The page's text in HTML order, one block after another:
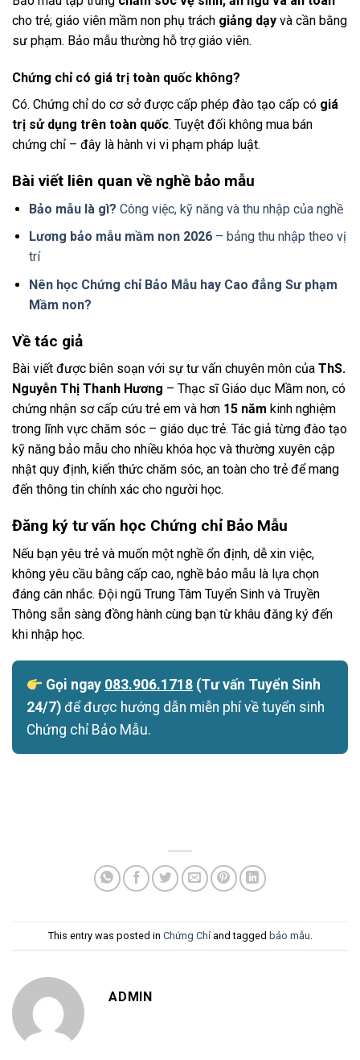
cho trẻ; giáo viên mầm non phụ trách giảng dạy và cần bằng
sư phạm. Bảo mẫu thường hỗ trợ giáo viên.
Chứng chỉ có giá trị toàn quốc không?
Có. Chứng chỉ do cơ sở được cấp phép đào tạo cấp có giá
trị sử dụng trên toàn quốc. Tuyệt đối không mua bán
chứng chỉ – đây là hành vi vi phạm pháp luật.
Bài viết liên quan về nghề bảo mẫu
Bảo mẫu là gì? Công việc, kỹ năng và thu nhập của nghề
Lương bảo mẫu mầm non 2026– bảng thu nhập theo vị
trí
Nên học Chứng chỉ Bảo Mẫu hay Cao đẳng Sư phạm
Mầm non?
Về tác giả
Bài viết được biên soạn với sự tư vấn chuyên môn của ThS.
Nguyễn Thị Thanh Hương – Thạc sĩ Giáo dục Mầm non, có
chứng nhận sơ cấp cứu trẻ em và hơn 15 năm kinh nghiệm
trong lĩnh vực chăm sóc – giáo dục trẻ. Tác giả từng đào tạo
kỹ năng bảo mẫu cho nhiều khóa học và thường xuyên cập
nhật quy định, kiến thức chăm sóc, an toàn cho trẻ để mang
đến thông tin chính xác cho người học.
Đăng ký tư vấn học Chứng chỉ Bảo Mẫu
Nếu bạn yêu trẻ và muốn một nghề ổn định, dễ xin việc,
không yêu cầu bằng cấp cao, nghề bảo mẫu là lựa chọn
đáng cân nhắc. Đội ngũ Trung Tâm Tuyển Sinh và Truyền
Thông sẵn sàng đồng hành cùng bạn từ khâu đăng ký đến
khi nhập học.
Gọi ngay 083.906.1718 (Tư vấn Tuyển Sinh
24/7) để được hướng dẫn miễn phí về tuyển sinh
Chứng chỉ Bảo Mẫu.
This entry was posted in Chứng Chỉand tagged bảo mẫu
ADMIN